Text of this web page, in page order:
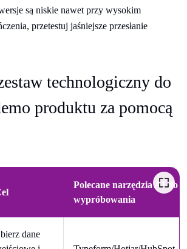
są niskie nawet przy wysokim
przetestuj jaśniejsze przesłanie
technologiczny do
produktu za pomocą
Polecane narzędzia AI do
wypróbowania
dane